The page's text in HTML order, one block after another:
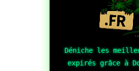
Déniche les
expirés grâce à